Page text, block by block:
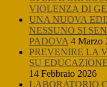
VIOLENZA DI
UNA NUOVA
NESSUNO SI
PADOVA 4 Marzo
PREVENIRE LA
SU
14 Febbraio 2026
LABORATORIO